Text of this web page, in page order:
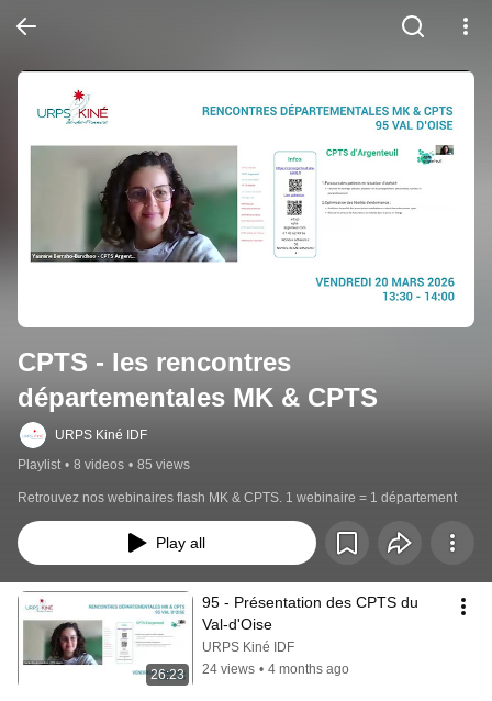
CPTS - les rencontres
départementales MK & CPTS
URPS Kiné IDF
Playlist • 8 videos • 85 views
Retrouvez nos webinaires flash MK & CPTS. 1 webinaire = 1 département
Play all
26:23
95 - Présentation des CPTS du
Val-d'Oise
URPS Kiné IDF
24 views • 4 months ago